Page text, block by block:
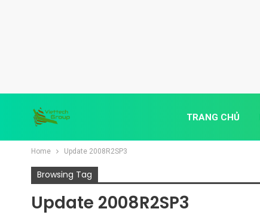
TRANG CHỦ
Home Update 2008R2SP3
Browsing Tag
Update 2008R2SP3